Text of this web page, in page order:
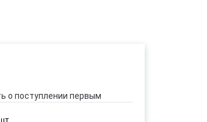
о поступлении первым